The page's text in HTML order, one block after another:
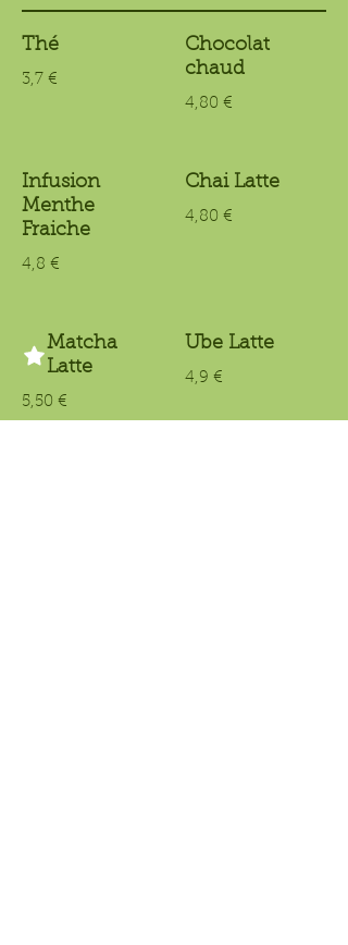
Thé
3,7 €
Chocolat
chaud
4,80 €
Infusion
Menthe
Fraiche
4,8 €
Chai Latte
4,80 €
Matcha
Latte
5,50 €
Ube Latte
4,9 €